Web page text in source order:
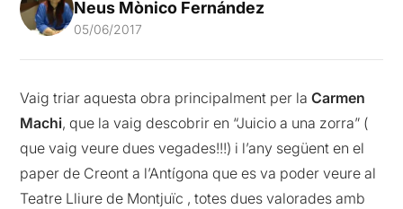
Neus Mònico Fernández
05/06/2017
Vaig triar aquesta obra principalment per laCarmen
Machi, que la vaig descobrir en “Juicio a una zorra” (
que vaig veure dues vegades!!!) i l’any següent en el
paper de Creont a l’Antígona que es va poder veure al
Teatre Lliure de Montjuïc , totes dues valorades amb